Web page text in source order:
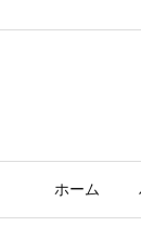
ホーム